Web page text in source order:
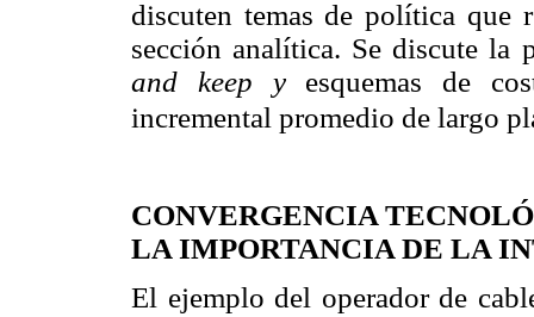
discuten temas de política que
sección analítica. Se discute la
and keep yesquemas de
incremental promedio de largo
CONVERGENCIA
LA IMPORTANCIA DE LA
El ejemplo del operador de